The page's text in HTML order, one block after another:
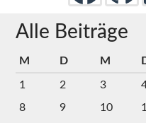
Alle Beiträge
M D M
1 2 3
8
9 10